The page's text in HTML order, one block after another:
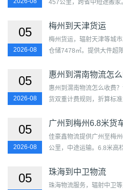
457公里，跨省中短途搬
拆装、...
05
2026-08
梅州到天津货运
梅州货运，辐射天津等城
仓储7478㎡。提供大件超
丰顺...
05
2026-08
惠州到渭南物流怎
惠州到渭南物流怎么收费
货双重计费规则，折算标
05
2026-08
广州到梅州6.8米货
佳豪鑫物流提供广州至梅
公里，中途运输。6.8米高
73%的...
05 珠海到中卫物流
珠海物流服务，辐射中卫